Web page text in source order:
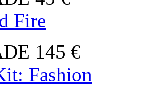
Fire
145 €
Fashion